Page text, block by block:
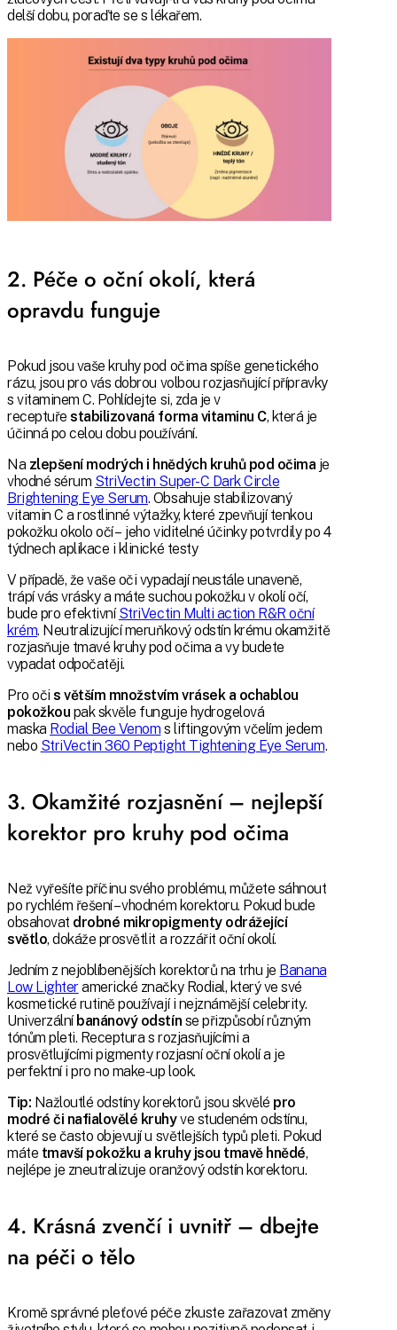
delší dobu, poraďte se s lékařem.
2. Péče o oční okolí, která
opravdu funguje
Pokud jsou vaše kruhy pod očima spíše genetického
rázu, jsou pro vás dobrou volbou rozjasňující přípravky
s vitaminem C. Pohlídejte si, zda je v
receptuřestabilizovaná forma vitaminu C, která je
účinná po celou dobu používání.
Na zlepšení modrých i hnědých kruhů pod očima je
vhodné sérum StriVectin Super-C Dark Circle
Brightening Eye Serum. Obsahuje stabilizovaný
vitamin C a rostlinné výtažky, které zpevňují tenkou
pokožku okolo očí – jeho viditelné účinky potvrdily po 4
týdnech aplikace i klinické testy
V případě, že vaše oči vypadají neustále unaveně,
trápí vás vrásky a máte suchou pokožku v okolí očí,
bude pro efektivníStriVectin Multi action R&R oční
krém. Neutralizující meruňkový odstín krému okamžitě
rozjasňuje tmavé kruhy pod očima a vy budete
vypadat odpočatěji.
Pro očis větším množstvím vrásek a ochablou
pokožkou pak skvěle funguje hydrogelová
maska Rodial Bee Venom s liftingovým včelím jedem
nebo StriVectin 360 Peptight Tightening Eye Serum.
3. Okamžité rozjasnění – nejlepší
korektor pro kruhy pod očima
Než vyřešíte příčinu svého problému, můžete sáhnout
po rychlém řešení – vhodném korektoru. Pokud bude
obsahovat drobné mikropigmenty odrážející
světlo, dokáže prosvětlit a rozzářit oční okolí.
Jedním z nejoblíbenějších korektorů na trhu je Banana
Low Lighteramerické značky Rodial, který ve své
kosmetické rutině používají i nejznámější celebrity.
Univerzální banánový odstín se přizpůsobí různým
tónům pleti. Receptura s rozjasňujícími a
prosvětlujícími pigmenty rozjasní oční okolí a je
perfektní i pro no make-up look.
Tip: Nažloutlé odstíny korektorů jsou skvělé pro
modré či nafialovělé kruhyve studeném odstínu,
které se často objevují u světlejších typů pleti. Pokud
máte tmavší pokožku a kruhy jsou tmavě hnědé,
nejlépe je zneutralizuje oranžový odstín korektoru.
4. Krásná zvenčí i uvnitř – dbejte
na péči o tělo
Kromě správné pleťové péče zkuste zařazovat změny